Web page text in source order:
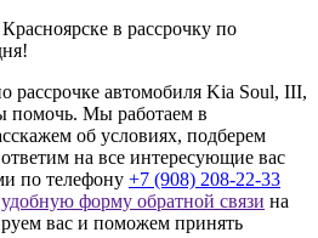
в рассрочку по
рассрочке автомобиля Kia Soul, III,
помочь. Мы работаем в
об условиях, подберем
на все интересующие вас
по телефону +7 (908) 208-22-33
удобную форму обратной связи на
вас и поможем принять